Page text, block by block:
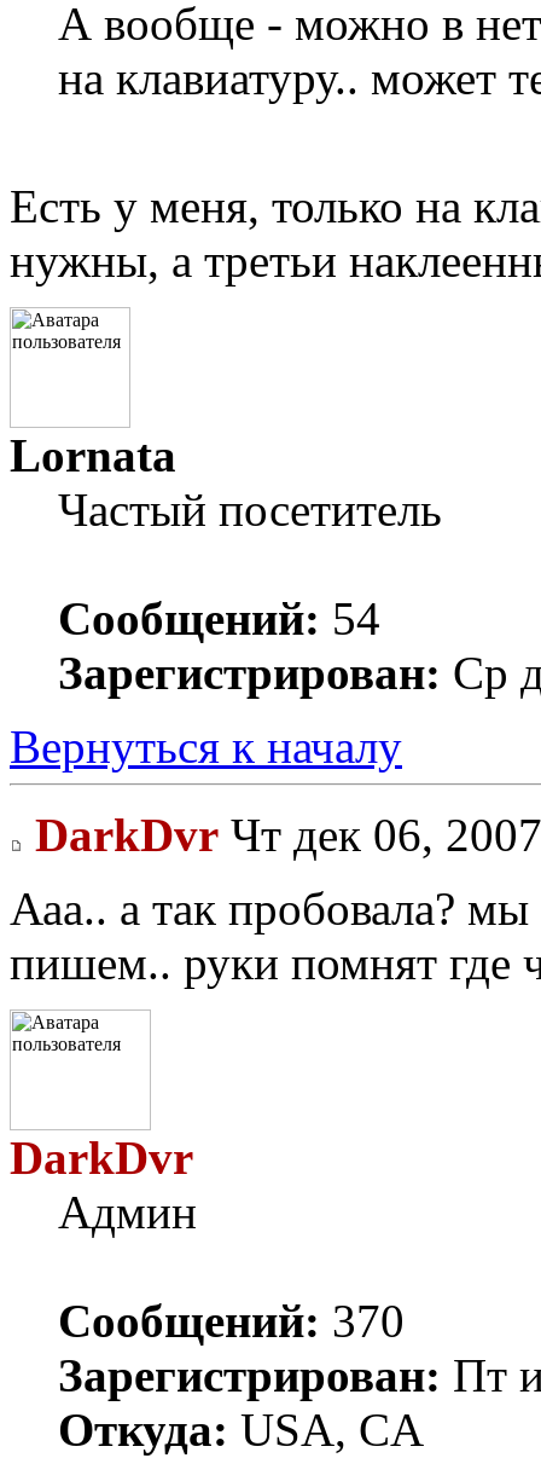
А вообще - можно в
на клавиатуру.. может
Есть у меня, только на
нужны, а третьи
Lornata
Частый посетитель
Сообщений: 54
Зарегистрирован: Ср
Вернуться к началу
DarkDvr Чт дек 06,
Ааа.. а так пробовала?
пишем.. руки помнят где
DarkDvr
Админ
Сообщений: 370
Зарегистрирован: Пт
Откуда: USA, CA